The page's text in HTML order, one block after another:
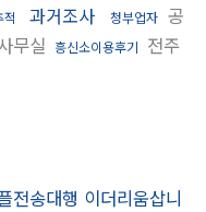
과거조사 청부업자 공
무실 흥신소이용후기 전주
전송대행 이더리움삽니